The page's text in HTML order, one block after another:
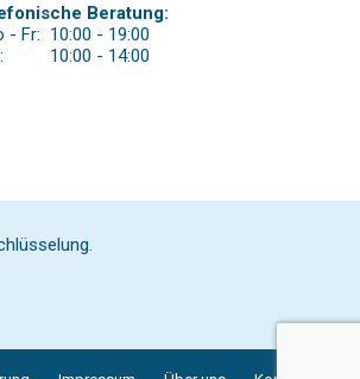
Beratung:
- Fr: 10:00 - 19:00
10:00 - 14:00